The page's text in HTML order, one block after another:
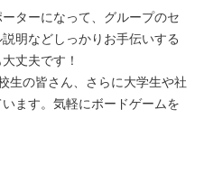
ターになって、グループのセ
明などしっかりお手伝いする
丈夫です！
生の皆さん、さらに大学生や社
ます。気軽にボードゲームを